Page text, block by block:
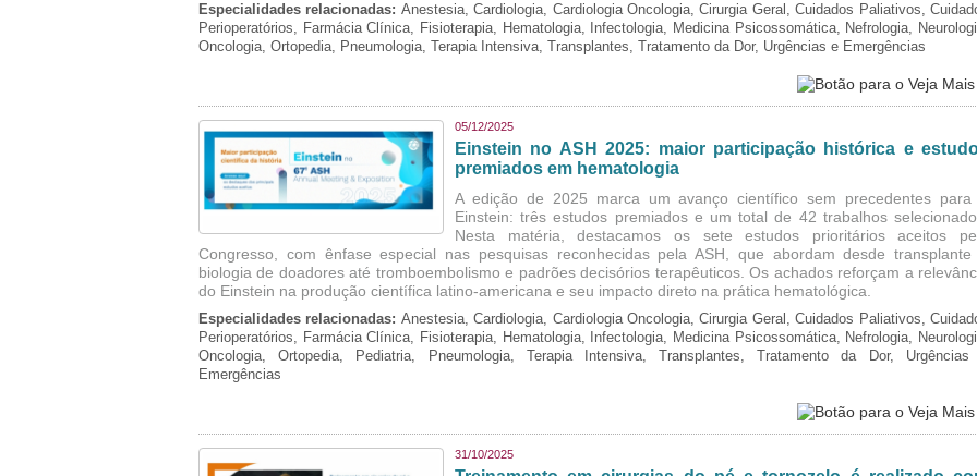
Especialidades relacionadas: Anestesia, Cardiologia, Cardiologia Oncologia, Cirurgia Geral, Cuidados Paliativos,
Perioperatórios, Farmácia Clínica, Fisioterapia, Hematologia, Infectologia, Medicina Psicossomática, Nefrologia,
Oncologia, Ortopedia, Pneumologia, Terapia Intensiva, Transplantes, Tratamento da Dor, Urgências e Emergências
05/12/2025
Einstein no ASH 2025: maior participação histórica e
premiados em hematologia
A edição de 2025 marca um avanço científico sem precedentes para
Einstein: três estudos premiados e um total de 42 trabalhos
Nesta matéria, destacamos os sete estudos prioritários aceitos
Congresso, com ênfase especial nas pesquisas reconhecidas pela ASH, que abordam desde transplante
biologia de doadores até tromboembolismo e padrões decisórios terapêuticos. Os achados reforçam a
do Einstein na produção científica latino-americana e seu impacto direto na prática hematológica.
Especialidades relacionadas: Anestesia, Cardiologia, Cardiologia Oncologia, Cirurgia Geral, Cuidados Paliativos,
Perioperatórios, Farmácia Clínica, Fisioterapia, Hematologia, Infectologia, Medicina Psicossomática, Nefrologia,
Oncologia, Ortopedia, Pediatria, Pneumologia, Terapia Intensiva, Transplantes, Tratamento da Dor,
Emergências
31/10/2025